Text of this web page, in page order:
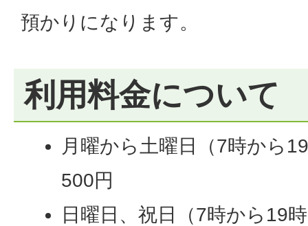
預かりになります。
利用料金について
月曜から土曜日（7時から
500円
日曜日、祝日（7時から19